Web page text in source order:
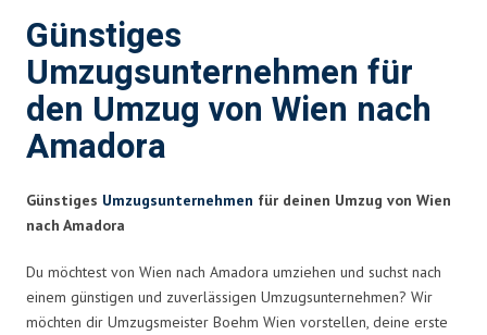
Günstiges
Umzugsunternehmen für
den Umzug von Wien nach
Amadora
Günstiges Umzugsunternehmen für deinen Umzug von Wien
nach Amadora
Du möchtest von Wien nach Amadora umziehen und suchst nach
einem günstigen und zuverlässigen Umzugsunternehmen? Wir
möchten dir Umzugsmeister Boehm Wien vorstellen, deine erste